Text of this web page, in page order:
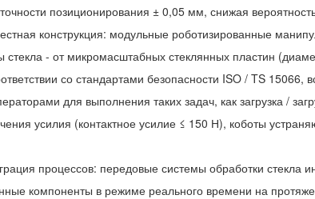
позиционирования ± 0,05 мм, снижая
конструкция: модульные роботизированные
- от микромасштабных стеклянных пластин
со стандартами безопасности ISO / TS
для выполнения таких задач, как загрузка /
усилия (контактное усилие ≤ 150 Н), коботы
процессов: передовые системы обработки
компоненты в режиме реального времени на